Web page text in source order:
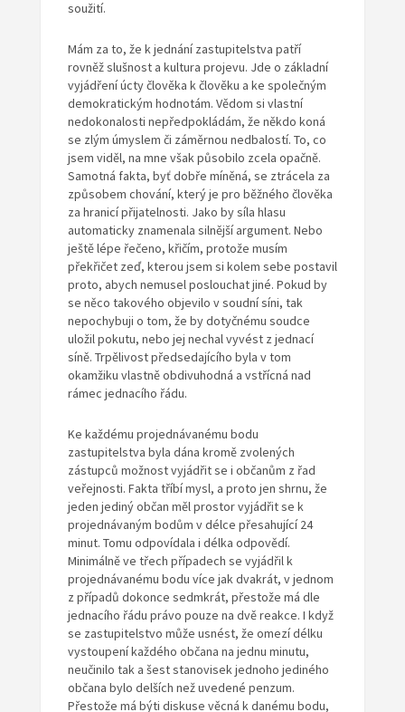
soužití.
Mám za to, že k jednání zastupitelstva patří
rovněž slušnost a kultura projevu. Jde o základní
vyjádření úcty člověka k člověku a ke společným
demokratickým hodnotám. Vědom si vlastní
nedokonalosti nepředpokládám, že někdo koná
se zlým úmyslem či záměrnou nedbalostí. To, co
jsem viděl, na mne však působilo zcela opačně.
Samotná fakta, byť dobře míněná, se ztrácela za
způsobem chování, který je pro běžného člověka
za hranicí přijatelnosti. Jako by síla hlasu
automaticky znamenala silnější argument. Nebo
ještě lépe řečeno, křičím, protože musím
překřičet zeď, kterou jsem si kolem sebe postavil
proto, abych nemusel poslouchat jiné. Pokud by
se něco takového objevilo v soudní síni, tak
nepochybuji o tom, že by dotyčnému soudce
uložil pokutu, nebo jej nechal vyvést z jednací
síně. Trpělivost předsedajícího byla v tom
okamžiku vlastně obdivuhodná a vstřícná nad
rámec jednacího řádu.
Ke každému projednávanému bodu
zastupitelstva byla dána kromě zvolených
zástupců možnost vyjádřit se i občanům z řad
veřejnosti. Fakta tříbí mysl, a proto jen shrnu, že
jeden jediný občan měl prostor vyjádřit se k
projednávaným bodům v délce přesahující 24
minut. Tomu odpovídala i délka odpovědí.
Minimálně ve třech případech se vyjádřil k
projednávanému bodu více jak dvakrát, v jednom
z případů dokonce sedmkrát, přestože má dle
jednacího řádu právo pouze na dvě reakce. I když
se zastupitelstvo může usnést, že omezí délku
vystoupení každého občana na jednu minutu,
neučinilo tak a šest stanovisek jednoho jediného
občana bylo delších než uvedené penzum.
Přestože má býti diskuse věcná k danému bodu,